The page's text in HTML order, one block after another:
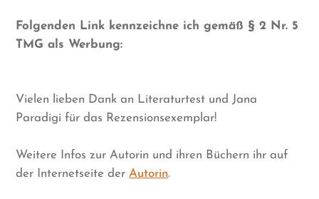
Folgenden Link kennzeichne ich gemäß § 2 Nr. 5
TMG als Werbung:
Vielen lieben Dank an Literaturtest und Jana
Paradigi für das Rezensionsexemplar!
Weitere Infos zur Autorin und ihren Büchern ihr auf
der Internetseite derAutorin.